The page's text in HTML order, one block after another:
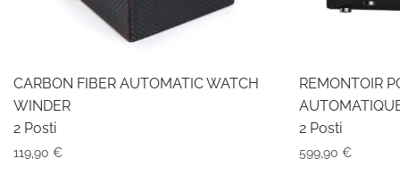
CARBON FIBER AUTOMATIC WATCH
WINDER
2 Posti
119,90 €
REMONTOIR
2 Posti
599,90 €